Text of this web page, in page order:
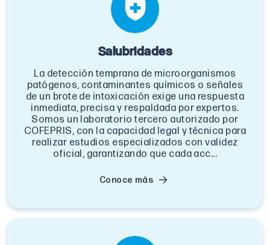
Salubridades
La detección temprana de microorganismos
patógenos, contaminantes químicos o señales
de un brote de intoxicación exige una respuesta
inmediata, precisa y respaldada por expertos.
Somos un laboratorio tercero autorizado por
COFEPRIS, con la capacidad legal y técnica para
realizar estudios especializados con validez
oficial, garantizando que cada acc...
Conoce más